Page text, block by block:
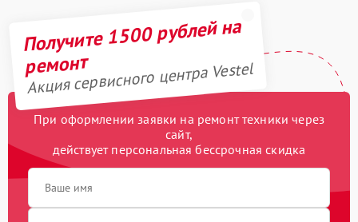
Получите 1500 рублей на
ремонт
Акция сервисного центра Vestel
При оформлении заявки на ремонт техники через
сайт,
действует персональная бессрочная скидка